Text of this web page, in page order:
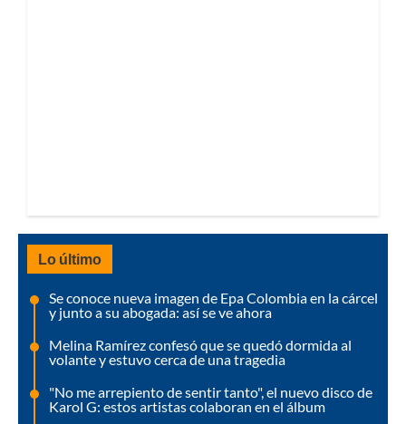
Lo último
Se conoce nueva imagen de Epa Colombia en la cárcel
y junto a su abogada: así se ve ahora
Melina Ramírez confesó que se quedó dormida al
volante y estuvo cerca de una tragedia
"No me arrepiento de sentir tanto", el nuevo disco de
Karol G: estos artistas colaboran en el álbum